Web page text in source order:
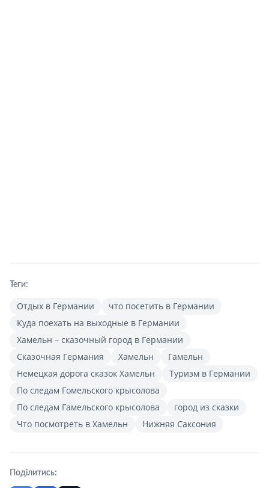
Теги:
Отдых в Германии
что посетить в Германии
Куда поехать на выходные в Германии
Хамельн – сказочный город в Германии
Сказочная Германия
Хамельн
Гамельн
Немецкая дорога сказок Хамельн
Туризм в Германии
По следам Гомельского крысолова
По следам Гамельского крысолова
город из сказки
Что посмотреть в Хамельн
Нижняя Саксония
Поділитись: